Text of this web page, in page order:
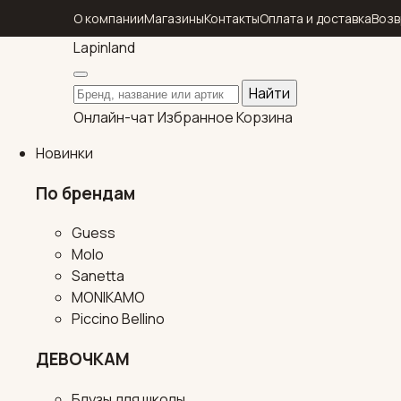
О компанииМагазиныКонтактыОплата и доставка
Lapinland
Поиск по каталогу
Найти
Онлайн-чатИзбранноеКорзина
Новинки
По брендам
Guess
Molo
Sanetta
MONIKAMO
Piccino Bellino
ДЕВОЧКАМ